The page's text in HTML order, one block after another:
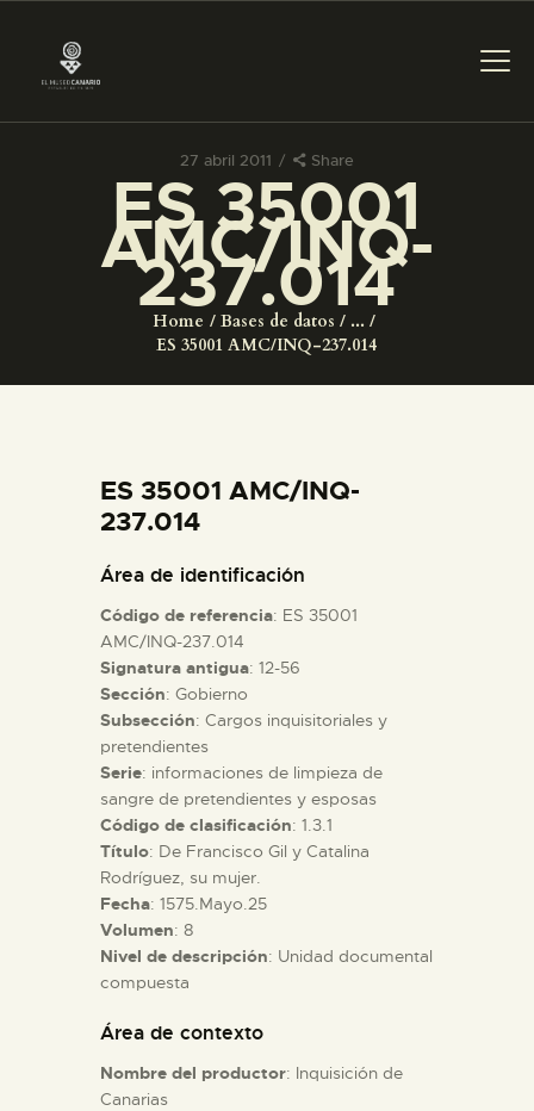
27 abril 2011 Share
ES 35001
AMC/INQ-
237.014
Home Bases de datos
...
ES 35001 AMC/INQ-237.014
PREPARAR LA VISITA
ACTIVIDADES
COLECCIONES
ESPAÑOL
PREPARAR LA VISITA
ACTIVIDADES
█
EL MUSEO
COLECCIONES
ES 35001 AMC/INQ-
237.014
Área de identificación
Código de referencia: ES 35001
AMC/INQ-237.014
Signatura antigua: 12-56
Sección: Gobierno
Subsección: Cargos inquisitoriales y
pretendientes
Serie: informaciones de limpieza de
sangre de pretendientes y esposas
Código de clasificación: 1.3.1
Título: De Francisco Gil y Catalina
Rodríguez, su mujer.
Fecha: 1575.Mayo.25
Volumen: 8
Nivel de descripción: Unidad documental
compuesta
Área de contexto
Nombre del productor: Inquisición de
Canarias